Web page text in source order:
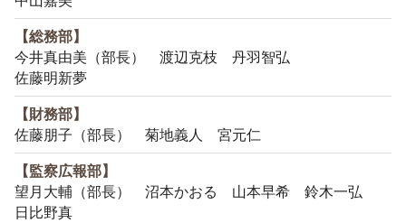
【総務部】
今井真由美（部長） 渡辺克枝 丹羽智弘
佐藤明新夢
【財務部】
佐藤朋子（部長） 菊地義人 宮元仁
【監察広報部】
望月大輔（部長） 沼本かおる 山本早希 鈴木一弘
日比野真